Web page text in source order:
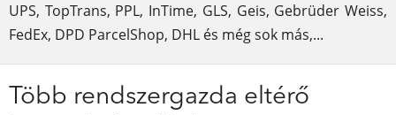
UPS, TopTrans, PPL, InTime, GLS, Geis, Gebrüder Weiss,
FedEx, DPD ParcelShop, DHL és még sok más,...
Több rendszergazda eltérő